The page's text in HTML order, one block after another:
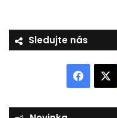
Sledujte nás